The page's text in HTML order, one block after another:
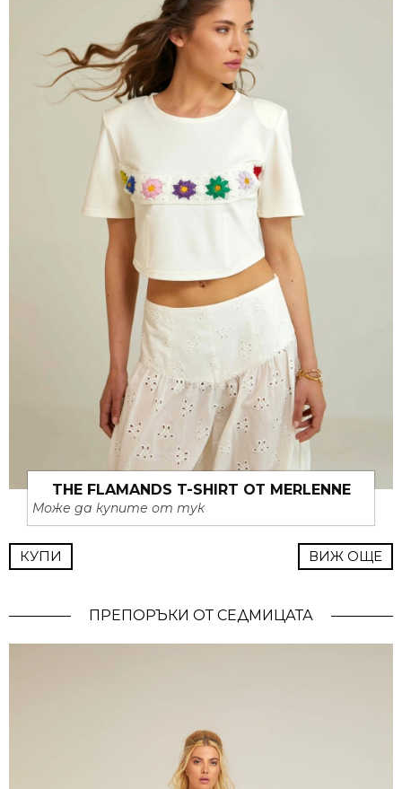
THE FLAMANDS T-SHIRT ОТ MERLENNE
Може да купите от тук
КУПИ ВИЖ ОЩЕ
ПРЕПОРЪКИ ОТ СЕДМИЦАТА